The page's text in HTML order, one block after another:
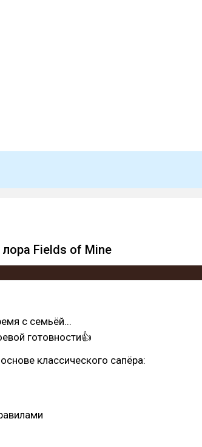
Fields of Mine
с семьёй...
готовности👍
классического сапёра: